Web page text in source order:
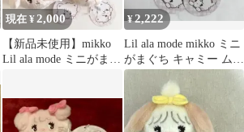
現在 ¥2,000
【新品未使用】mikko
Lil ala mode ミニがまぐ
¥2,222
Lil ala mode mikko ミニ
がまぐち キャミー ムー
ス